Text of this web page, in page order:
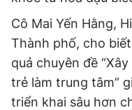
Cô Mai Yến Hằng,
Thành phố, cho
quả chuyên đề
trẻ làm trung tâm”
triển khai sâu hơn